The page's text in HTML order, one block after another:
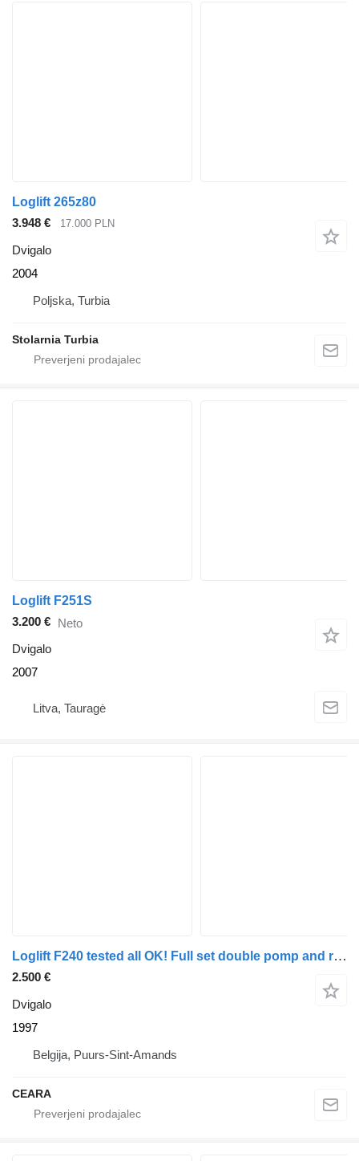
Loglift 265z80
3.948 €
17.000 PLN
Dvigalo
2004
Poljska, Turbia
Stolarnia Turbia
Loglift F251S
3.200 € Neto
Dvigalo
2007
Litva, Tauragė
Loglift F240 tested all OK! Full set double pomp and reservoir
2.500 €
Dvigalo
1997
Belgija, Puurs-Sint-Amands
CEARA